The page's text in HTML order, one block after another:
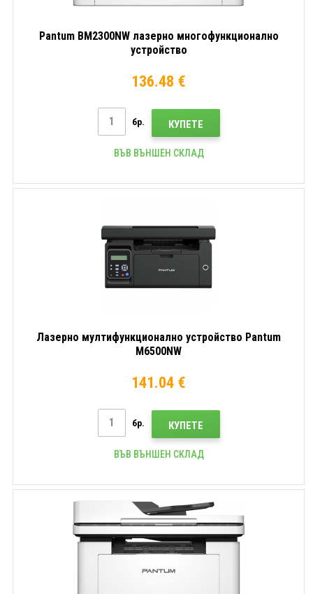
Pantum BM2300NW лазерно многофункционално
устройство
136.48 €
бр. КУПЕТЕ
ВЪВ ВЪНШЕН СКЛАД
Лазерно мултифункционално устройство Pantum
M6500NW
141.04 €
бр. КУПЕТЕ
ВЪВ ВЪНШЕН СКЛАД